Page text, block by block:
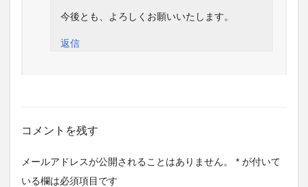
今後とも、よろしくお願いいたします。
返信
コメントを残す
メールアドレスが公開されることはありません。 * が付いて
いる欄は必須項目です